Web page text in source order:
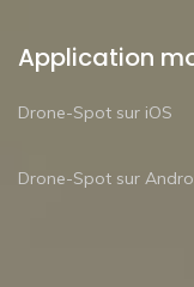
Application
Drone-Spot sur iOS
Drone-Spot sur